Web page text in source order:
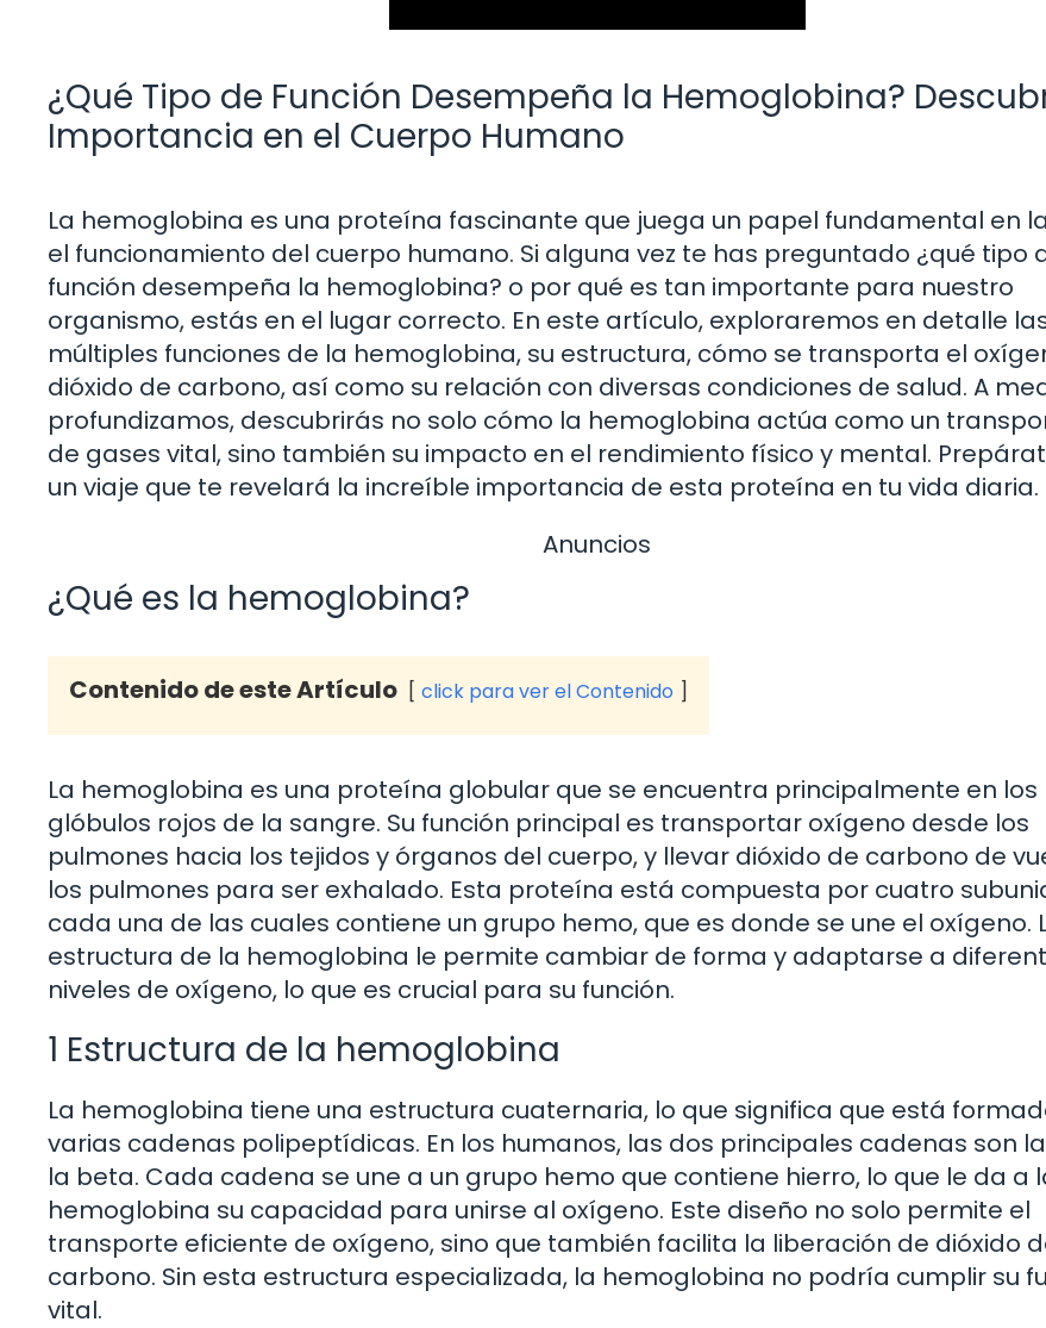
¿Qué Tipo de Función Desempeña la Hemoglobina?
Importancia en el Cuerpo Humano
La hemoglobina es una proteína fascinante que juega un papel fundamental en
el funcionamiento del cuerpo humano. Si alguna vez te has preguntado ¿qué tipo
función desempeña la hemoglobina? o por qué es tan importante para nuestro
organismo, estás en el lugar correcto. En este artículo, exploraremos en detalle
múltiples funciones de la hemoglobina, su estructura, cómo se transporta el
dióxido de carbono, así como su relación con diversas condiciones de salud. A
profundizamos, descubrirás no solo cómo la hemoglobina actúa como un
de gases vital, sino también su impacto en el rendimiento físico y mental.
un viaje que te revelará la increíble importancia de esta proteína en tu vida diaria.
Anuncios
¿Qué es la hemoglobina?
Contenido de este Artículo click para ver el Contenido
La hemoglobina es una proteína globular que se encuentra principalmente en los
glóbulos rojos de la sangre. Su función principal es transportar oxígeno desde los
pulmones hacia los tejidos y órganos del cuerpo, y llevar dióxido de carbono de
los pulmones para ser exhalado. Esta proteína está compuesta por cuatro
cada una de las cuales contiene un grupo hemo, que es donde se une el oxígeno.
estructura de la hemoglobina le permite cambiar de forma y adaptarse a
niveles de oxígeno, lo que es crucial para su función.
1 Estructura de la hemoglobina
La hemoglobina tiene una estructura cuaternaria, lo que significa que está
varias cadenas polipeptídicas. En los humanos, las dos principales cadenas son
la beta. Cada cadena se une a un grupo hemo que contiene hierro, lo que le da a
hemoglobina su capacidad para unirse al oxígeno. Este diseño no solo permite el
transporte eficiente de oxígeno, sino que también facilita la liberación de dióxido
carbono. Sin esta estructura especializada, la hemoglobina no podría cumplir su
vital.